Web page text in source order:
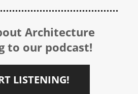
Architecture
to our podcast!
LISTENING!